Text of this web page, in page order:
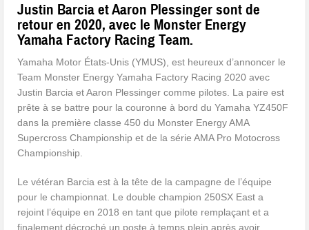
Justin Barcia et Aaron Plessinger sont de
retour en 2020, avec le Monster Energy
Yamaha Factory Racing Team.
Yamaha Motor États-Unis (YMUS), est heureux d’annoncer le
Team Monster Energy Yamaha Factory Racing 2020 avec
Justin Barcia et Aaron Plessinger comme pilotes. La paire est
prête à se battre pour la couronne à bord du Yamaha YZ450F
dans la première classe 450 du Monster Energy AMA
Supercross Championship et de la série AMA Pro Motocross
Championship.
Le vétéran Barcia est à la tête de la campagne de l’équipe
pour le championnat. Le double champion 250SX East a
rejoint l’équipe en 2018 en tant que pilote remplaçant et a
finalement décroché un poste à temps plein après avoir